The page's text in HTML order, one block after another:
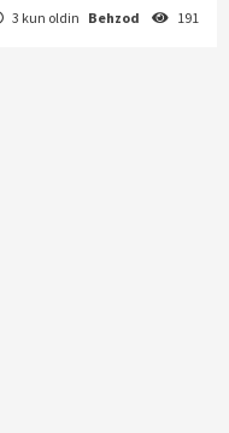
3 kun oldin Behzod 191